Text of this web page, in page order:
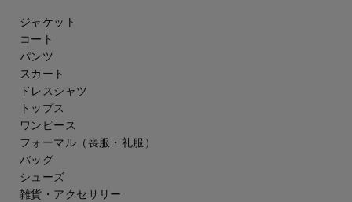
ジャケット
コート
パンツ
スカート
ドレスシャツ
トップス
ワンピース
フォーマル（喪服・礼服）
バッグ
シューズ
雑貨・アクセサリー